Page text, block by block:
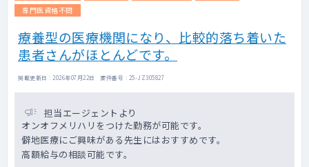
専門医資格不問
療養型の医療機関になり、比較的落ち着いた
患者さんがほとんどです。
掲載更新日 : 2026年07月22日 案件番号 : 25-JZ305827
担当エージェントより
オンオフメリハリをつけた勤務が可能です。
僻地医療にご興味がある先生にはおすすめです。
高額給与の相談可能です。